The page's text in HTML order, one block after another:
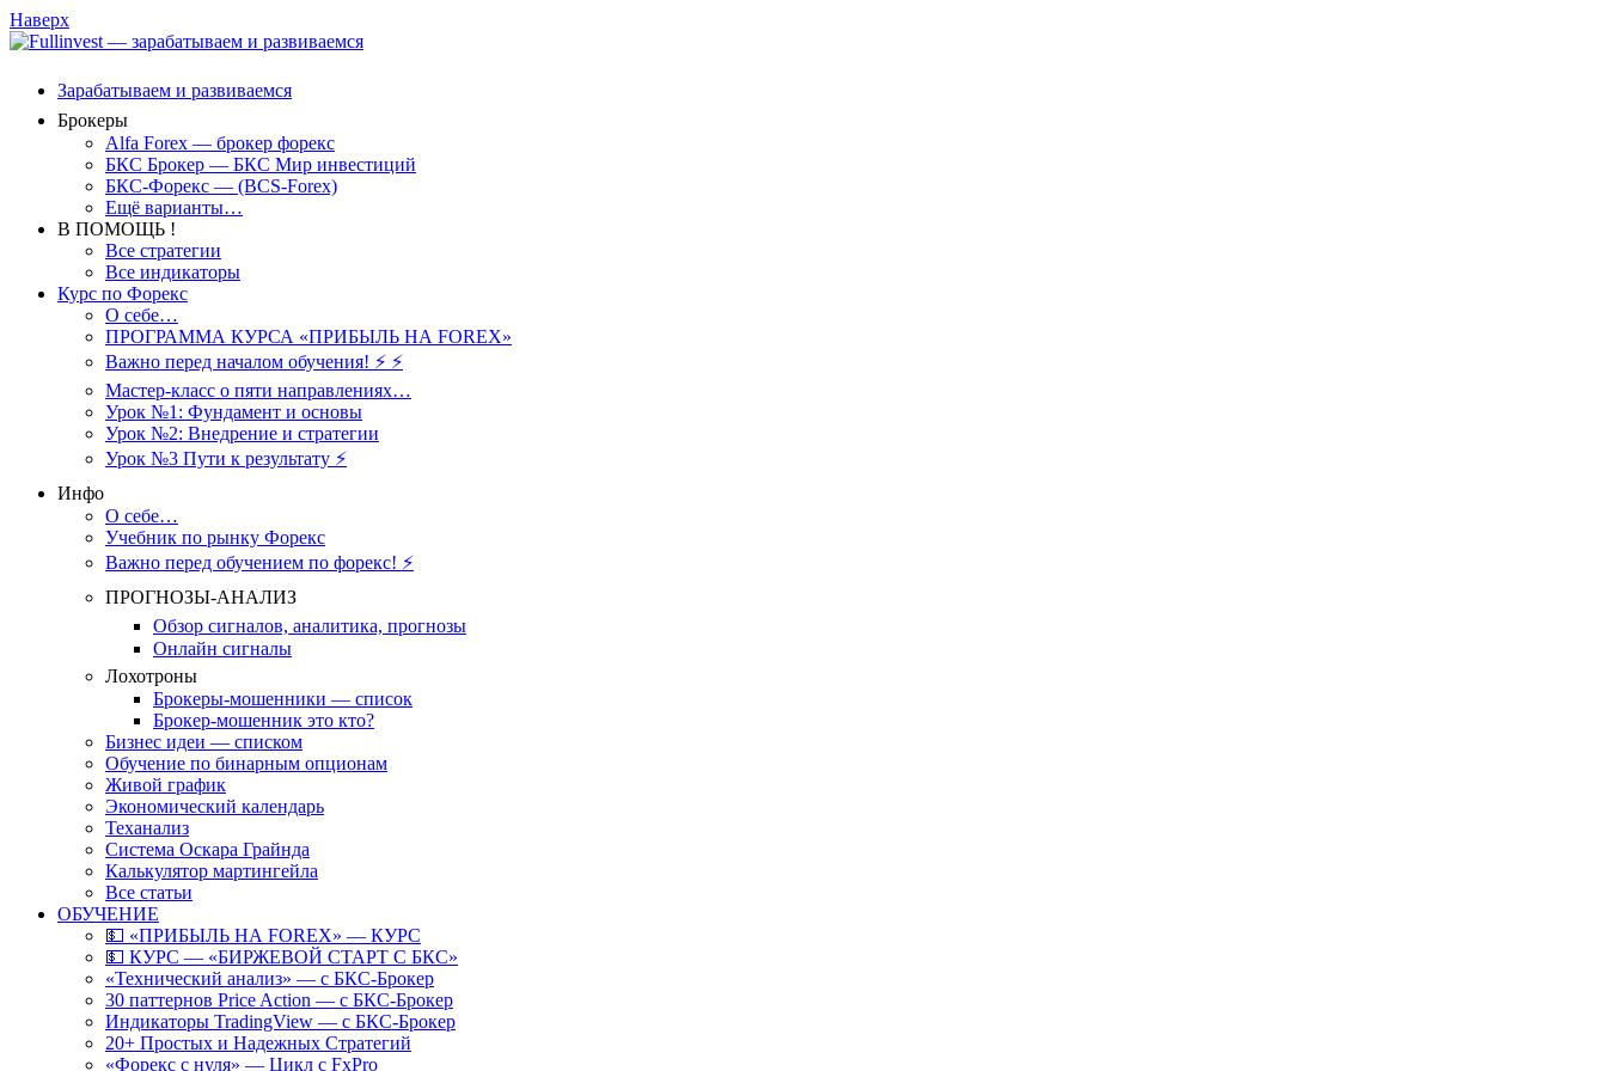
Наверх
Зарабатываем и развиваемся
Брокеры
Alfa Forex — брокер форекс
БКС Брокер — БКС Мир инвестиций
БКС-Форекс — (BCS-Forex)
Ещё варианты…
В ПОМОЩЬ !
Все стратегии
Все индикаторы
Курс по Форекс
О себе…
ПРОГРАММА КУРСА «ПРИБЫЛЬ НА FOREX»
Важно перед началом обучения! ⚡ ⚡
Мастер-класс о пяти направлениях…
Урок №1: Фундамент и основы
Урок №2: Внедрение и стратегии
Урок №3 Пути к результату ⚡️
Инфо
О себе…
Учебник по рынку Форекс
Важно перед обучением по форекс! ⚡
ПРОГНОЗЫ-АНАЛИЗ
Обзор сигналов, аналитика, прогнозы
Онлайн сигналы
Лохотроны
Брокеры-мошенники — список
Брокер-мошенник это кто?
Бизнес идеи — списком
Обучение по бинарным опционам
Живой график
Экономический календарь
Теханализ
Система Оскара Грайнда
Калькулятор мартингейла
Все статьи
ОБУЧЕНИЕ
💵 «ПРИБЫЛЬ НА FOREX» — КУРС
💵 КУРС — «БИРЖЕВОЙ СТАРТ С БКС»
«Технический анализ» — с БКС-Брокер
30 паттернов Price Action — с БКС-Брокер
Индикаторы TradingView — с БКС-Брокер
20+ Простых и Надежных Стратегий
«Форекс с нуля» — Цикл с FxPro